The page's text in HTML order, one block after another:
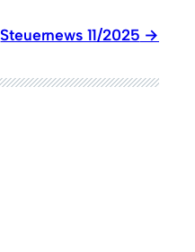
Steuernews 11/2025